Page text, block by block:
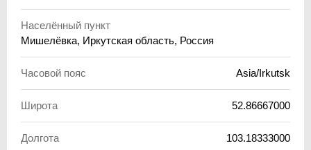
Населённый пункт
Мишелёвка, Иркутская область, Россия
Часовой пояс Asia/Irkutsk
Широта 52.86667000
Долгота 103.18333000